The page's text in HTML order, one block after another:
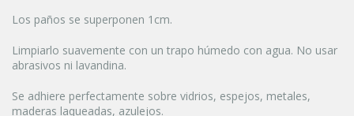
Los paños se superponen 1cm.
Limpiarlo suavemente con un trapo húmedo con agua. No usar
abrasivos ni lavandina.
Se adhiere perfectamente sobre vidrios, espejos, metales,
maderas laqueadas, azulejos.